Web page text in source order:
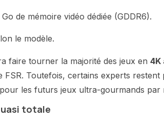
de mémoire vidéo dédiée (GDDR6).
le modèle.
faire tourner la majorité des jeux en 4K
Toutefois, certains experts
les futurs jeux ultra-gourmands
totale